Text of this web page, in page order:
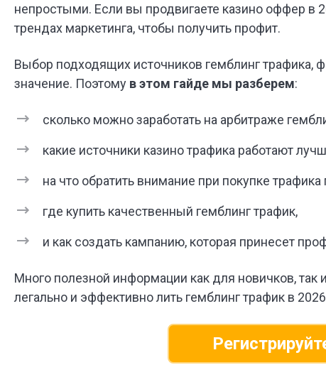
непростыми. Если вы продвигаете казино оффер в
трендах маркетинга, чтобы получить профит.
Выбор подходящих источников гемблинг трафика,
значение. Поэтому в этом гайде мы разберем:
сколько можно заработать на арбитраже
какие источники казино трафика работают
на что обратить внимание при покупке
где купить качественный гемблинг трафик,
и как создать кампанию, которая принесет
Много полезной информации как для новичков,
легально и эффективно лить гемблинг трафик в